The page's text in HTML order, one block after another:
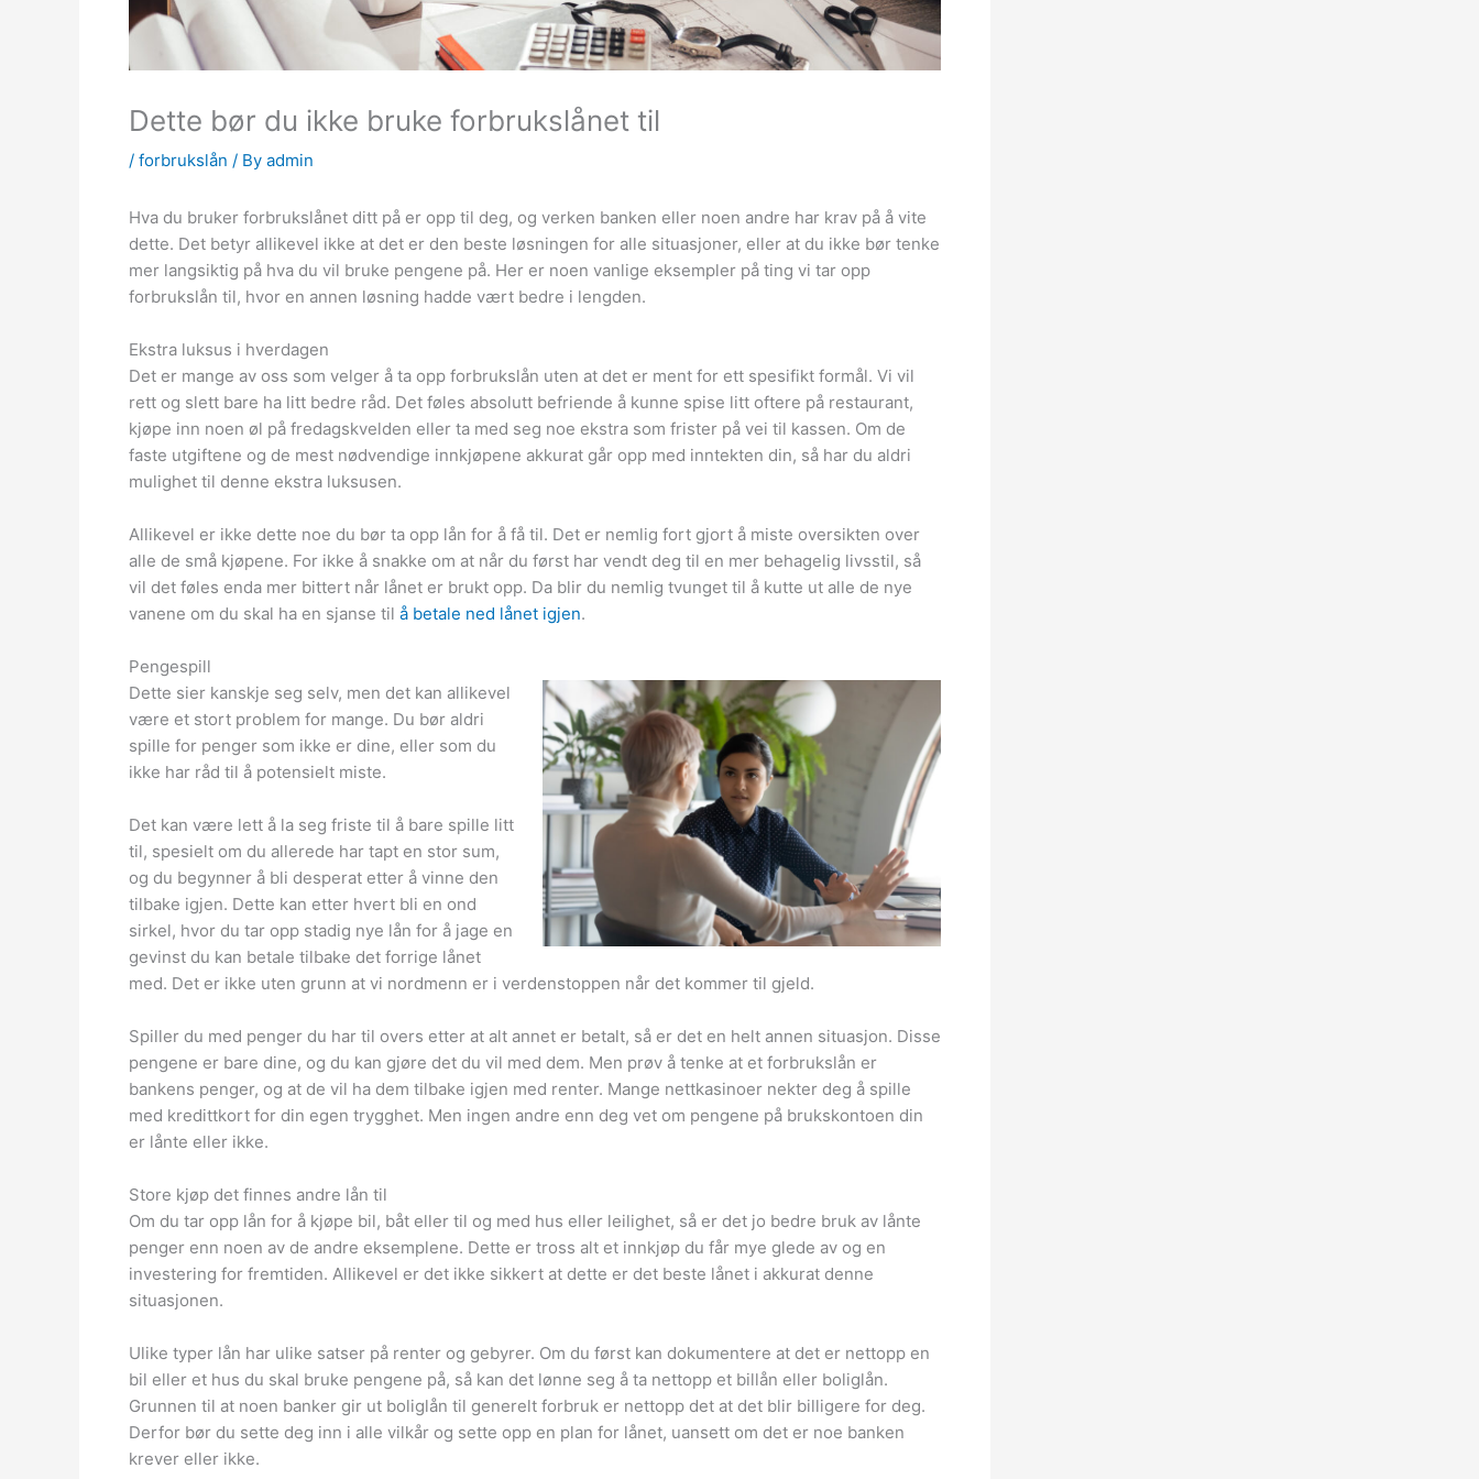
Dette bør du ikke bruke forbrukslånet til
/ forbrukslån / By admin
Hva du bruker forbrukslånet ditt på er opp til deg, og verken banken eller noen andre har krav på å vite
dette. Det betyr allikevel ikke at det er den beste løsningen for alle situasjoner, eller at du ikke bør tenke
mer langsiktig på hva du vil bruke pengene på. Her er noen vanlige eksempler på ting vi tar opp
forbrukslån til, hvor en annen løsning hadde vært bedre i lengden.
Ekstra luksus i hverdagen
Det er mange av oss som velger å ta opp forbrukslån uten at det er ment for ett spesifikt formål. Vi vil
rett og slett bare ha litt bedre råd. Det føles absolutt befriende å kunne spise litt oftere på restaurant,
kjøpe inn noen øl på fredagskvelden eller ta med seg noe ekstra som frister på vei til kassen. Om de
faste utgiftene og de mest nødvendige innkjøpene akkurat går opp med inntekten din, så har du aldri
mulighet til denne ekstra luksusen.
Allikevel er ikke dette noe du bør ta opp lån for å få til. Det er nemlig fort gjort å miste oversikten over
alle de små kjøpene. For ikke å snakke om at når du først har vendt deg til en mer behagelig livsstil, så
vil det føles enda mer bittert når lånet er brukt opp. Da blir du nemlig tvunget til å kutte ut alle de nye
vanene om du skal ha en sjanse til å betale ned lånet igjen.
Pengespill
Dette sier kanskje seg selv, men det kan allikevel
være et stort problem for mange. Du bør aldri
spille for penger som ikke er dine, eller som du
ikke har råd til å potensielt miste.
Det kan være lett å la seg friste til å bare spille litt
til, spesielt om du allerede har tapt en stor sum,
og du begynner å bli desperat etter å vinne den
tilbake igjen. Dette kan etter hvert bli en ond
sirkel, hvor du tar opp stadig nye lån for å jage en
gevinst du kan betale tilbake det forrige lånet
med. Det er ikke uten grunn at vi nordmenn er i verdenstoppen når det kommer til gjeld.
Spiller du med penger du har til overs etter at alt annet er betalt, så er det en helt annen situasjon. Disse
pengene er bare dine, og du kan gjøre det du vil med dem. Men prøv å tenke at et forbrukslån er
bankens penger, og at de vil ha dem tilbake igjen med renter. Mange nettkasinoer nekter deg å spille
med kredittkort for din egen trygghet. Men ingen andre enn deg vet om pengene på brukskontoen din
er lånte eller ikke.
Store kjøp det finnes andre lån til
Om du tar opp lån for å kjøpe bil, båt eller til og med hus eller leilighet, så er det jo bedre bruk av lånte
penger enn noen av de andre eksemplene. Dette er tross alt et innkjøp du får mye glede av og en
investering for fremtiden. Allikevel er det ikke sikkert at dette er det beste lånet i akkurat denne
situasjonen.
Ulike typer lån har ulike satser på renter og gebyrer. Om du først kan dokumentere at det er nettopp en
bil eller et hus du skal bruke pengene på, så kan det lønne seg å ta nettopp et billån eller boliglån.
Grunnen til at noen banker gir ut boliglån til generelt forbruk er nettopp det at det blir billigere for deg.
Derfor bør du sette deg inn i alle vilkår og sette opp en plan for lånet, uansett om det er noe banken
krever eller ikke.